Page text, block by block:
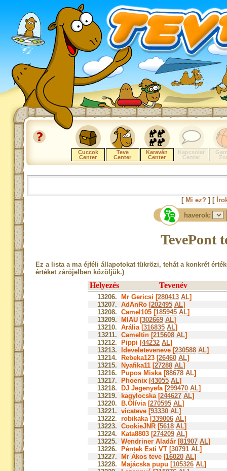
Cuccok
Center
Teve
Center
Karaván
Center
Kapcsolat
Center
[ Mi ez? ] [
haverok:
TevePont
Ez a lista a ma éjféli állapotokat tükrözi, tehát a konkrét
értéket zárójelben közöljük.)
Helyezés Tevenév
13206. Mr Gericsi [280413 AL]
13207. AdAnRo [202495 AL]
13208. Camel105 [185945 AL]
13209.
MIAU [302669 AL]
13210. Arália [316835 AL]
13211. Cameltin [215608 AL]
13212.
Pippi [44232 AL]
13213.
Ideveleteveneve [230588 AL]
13214.
Rebeka123 [26460 AL]
13215.
Nyafika11 [27288 AL]
13216.
Pupos Miska [88678 AL]
13217.
Phoenix [43055 AL]
13218.
DJ Jegenyefa [299470 AL]
13219.
kagylocska [244627 AL]
13220.
B.Olívia [270595 AL]
13221. vicateve [93330 AL]
13222. robikaka [339006 AL]
13223. CookieJNR [5618 AL]
13224.
Kata8803 [274209 AL]
13225. Wendriner Aladár [81907 AL]
13226.
Péntek Esti VT [30791 AL]
13227.
Mr Ákos teve [16020 AL]
13228.
Majácska pupu [105326 AL]